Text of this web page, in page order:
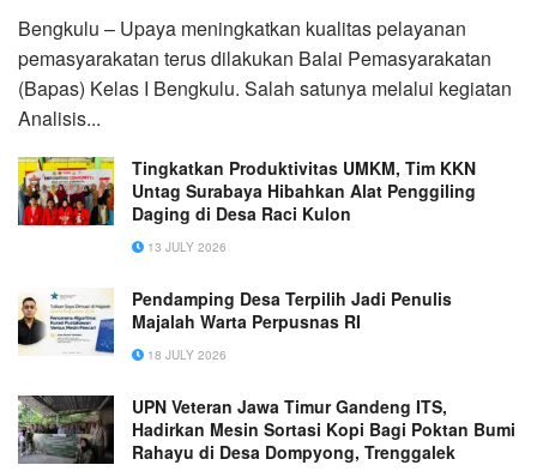
Bengkulu – Upaya meningkatkan kualitas pelayanan
pemasyarakatan terus dilakukan Balai Pemasyarakatan
(Bapas) Kelas I Bengkulu. Salah satunya melalui kegiatan
Analisis...
Tingkatkan Produktivitas UMKM, Tim KKN
Untag Surabaya Hibahkan Alat Penggiling
Daging di Desa Raci Kulon
13 JULY 2026
Pendamping Desa Terpilih Jadi Penulis
Majalah Warta Perpusnas RI
18 JULY 2026
UPN Veteran Jawa Timur Gandeng ITS,
Hadirkan Mesin Sortasi Kopi Bagi Poktan Bumi
Rahayu di Desa Dompyong, Trenggalek